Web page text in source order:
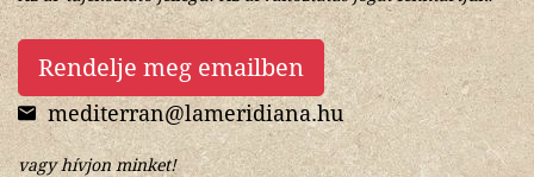
Rendelje meg emailben
mediterran@lameridiana.hu
vagy hívjon minket!